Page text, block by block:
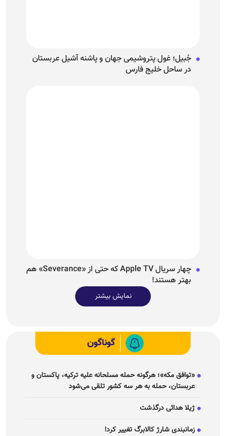
گوناگون
ژیلا هدائی درگذشت
زمانبندی شارژ کالابرگ تغییر کرد!
چرا قبض آب و برق خرداد و تیر ماه ۳ تا ۴ برابر شده است؟
منشا صدای مهیب در جنوب تهران مشخص شد؛ انفجار در
شمس آباد